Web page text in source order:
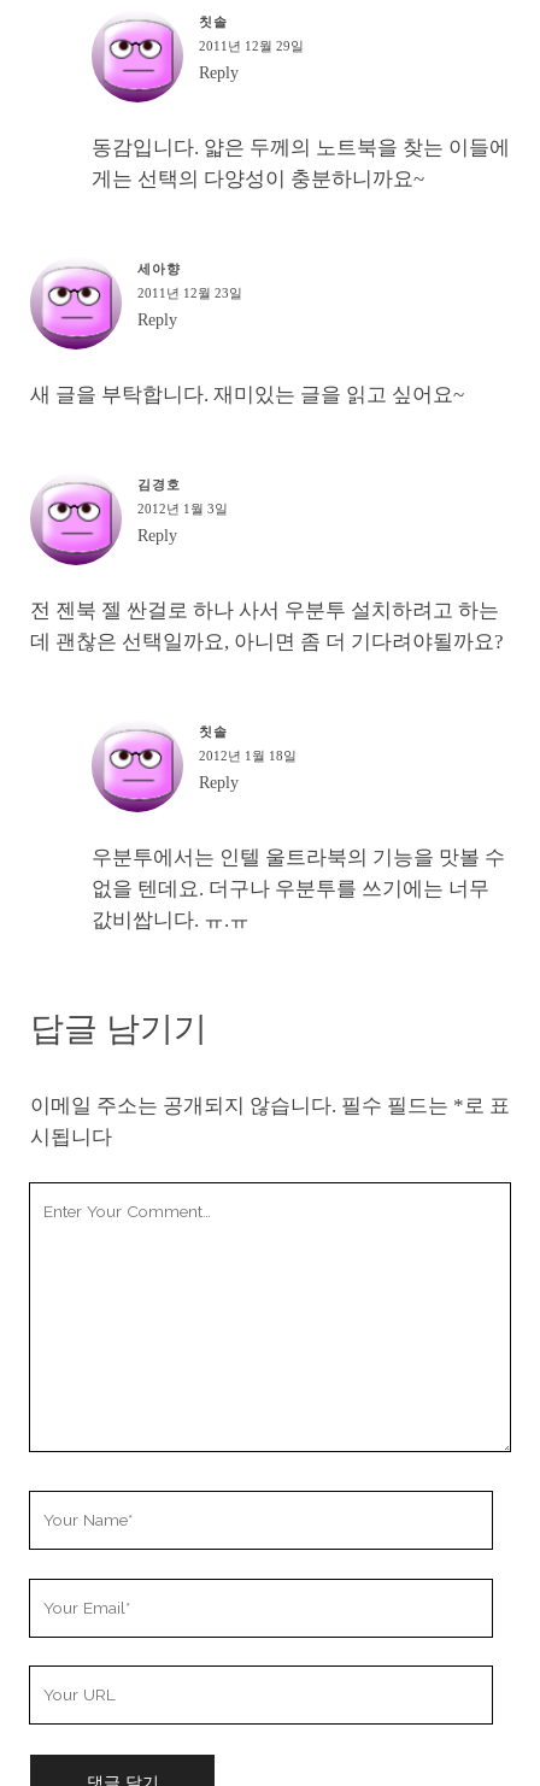
칫솔
2011년 12월 29일
Reply
동감입니다. 얇은 두께의 노트북을 찾는 이들에
게는 선택의 다양성이 충분하니까요~
세아향
2011년 12월 23일
Reply
새 글을 부탁합니다. 재미있는 글을 읽고 싶어요~
김경호
2012년 1월 3일
Reply
전 젠북 젤 싼걸로 하나 사서 우분투 설치하려고 하는
데 괜찮은 선택일까요, 아니면 좀 더 기다려야될까요?
칫솔
2012년 1월 18일
Reply
우분투에서는 인텔 울트라북의 기능을 맛볼 수
없을 텐데요. 더구나 우분투를 쓰기에는 너무
값비쌉니다. ㅠ.ㅠ
답글 남기기
이메일 주소는 공개되지 않습니다. 필수 필드는 *로 표
시됩니다